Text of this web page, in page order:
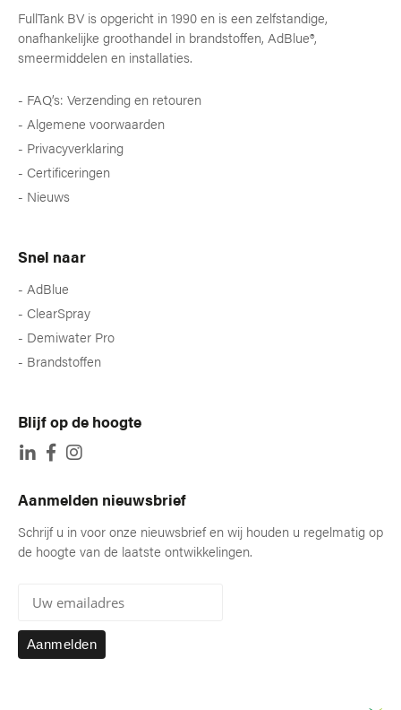
FullTank BV is opgericht in 1990 en is een zelfstandige,
onafhankelijke groothandel in brandstoffen, AdBlue®,
smeermiddelen en installaties.
FAQ’s: Verzending en retouren
Algemene voorwaarden
Privacyverklaring
Certificeringen
Nieuws
Snel naar
AdBlue
ClearSpray
Demiwater Pro
Brandstoffen
Blijf op de hoogte
Aanmelden nieuwsbrief
Schrijf u in voor onze nieuwsbrief en wij houden u regelmatig op
de hoogte van de laatste ontwikkelingen.